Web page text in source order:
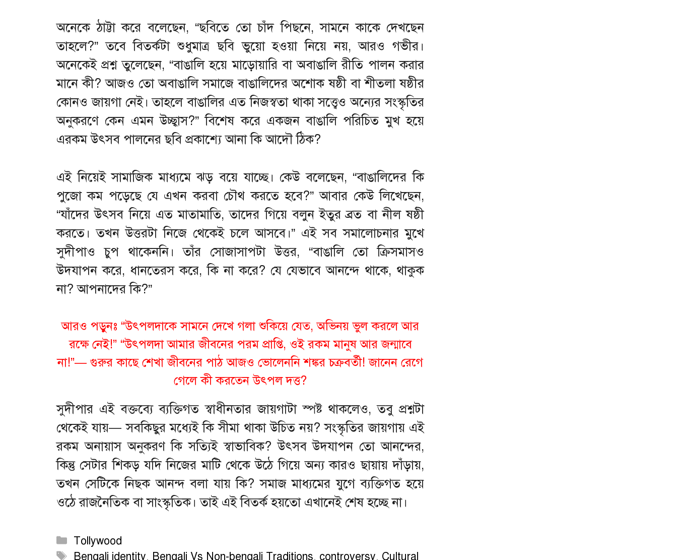
অনেকে ঠাট্টা করে বলেছেন, “ছবিতে তো চাঁদ পিছনে, সামনে কাকে দেখছেন
তাহলে?” তবে বিতর্কটা শুধুমাত্র ছবি ভুয়ো হওয়া নিয়ে নয়, আরও গভীর।
অনেকেই প্রশ্ন তুলেছেন, “বাঙালি হয়ে মাড়োয়ারি বা অবাঙালি রীতি পালন করার
মানে কী? আজও তো অবাঙালি সমাজে বাঙালিদের অশোক ষষ্ঠী বা শীতলা ষষ্ঠীর
কোনও জায়গা নেই। তাহলে বাঙালির এত নিজস্বতা থাকা সত্ত্বেও অন্যের সংস্কৃতির
অনুকরণে কেন এমন উচ্ছ্বাস?” বিশেষ করে একজন বাঙালি পরিচিত মুখ হয়ে
এরকম উৎসব পালনের ছবি প্রকাশ্যে আনা কি আদৌ ঠিক?
এই নিয়েই সামাজিক মাধ্যমে ঝড় বয়ে যাচ্ছে। কেউ বলেছেন, “বাঙালিদের কি
পুজো কম পড়েছে যে এখন করবা চৌথ করতে হবে?” আবার কেউ লিখেছেন,
“যাঁদের উৎসব নিয়ে এত মাতামাতি, তাদের গিয়ে বলুন ইতুর ব্রত বা নীল ষষ্ঠী
করতে। তখন উত্তরটা নিজে থেকেই চলে আসবে।” এই সব সমালোচনার মুখে
সুদীপাও চুপ থাকেননি। তাঁর সোজাসাপটা উত্তর, “বাঙালি তো ক্রিসমাসও
উদযাপন করে, ধানতেরস করে, কি না করে? যে যেভাবে আনন্দে থাকে, থাকুক
না? আপনাদের কি?”
আরও পড়ুনঃ “উৎপলদাকে সামনে দেখে গলা শুকিয়ে যেত, অভিনয় ভুল করলে আর
রক্ষে নেই!” “উৎপলদা আমার জীবনের পরম প্রাপ্তি, ওই রকম মানুষ আর জন্মাবে
না!”— গুরুর কাছে শেখা জীবনের পাঠ আজও ভোলেননি শঙ্কর চক্রবর্তী! জানেন রেগে
গেলে কী করতেন উৎপল দত্ত?
সুদীপার এই বক্তব্যে ব্যক্তিগত স্বাধীনতার জায়গাটা স্পষ্ট থাকলেও, তবু প্রশ্নটা
থেকেই যায়— সবকিছুর মধ্যেই কি সীমা থাকা উচিত নয়? সংস্কৃতির জায়গায় এই
রকম অনায়াস অনুকরণ কি সত্যিই স্বাভাবিক? উৎসব উদযাপন তো আনন্দের,
কিন্তু সেটার শিকড় যদি নিজের মাটি থেকে উঠে গিয়ে অন্য কারও ছায়ায় দাঁড়ায়,
তখন সেটিকে নিছক আনন্দ বলা যায় কি? সমাজ মাধ্যমের যুগে ব্যক্তিগত হয়ে
ওঠে রাজনৈতিক বা সাংস্কৃতিক। তাই এই বিতর্ক হয়তো এখানেই শেষ হচ্ছে না।
Categories
Tollywood
Tags
Bengali identity, Bengali Vs Non-bengali Traditions, controversy, Cultural